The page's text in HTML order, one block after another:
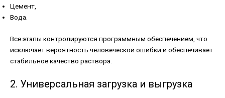
Цемент,
Вода.
Все этапы контролируются программным обеспечением, что
исключает вероятность человеческой ошибки и обеспечивает
стабильное качество раствора.
2. Универсальная загрузка и выгрузка